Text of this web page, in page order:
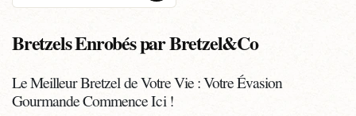
Bretzels Enrobés par Bretzel&Co
Le Meilleur Bretzel de Votre Vie : Votre Évasion
Gourmande Commence Ici !